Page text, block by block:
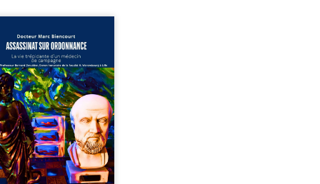
sur ordonnance –
trépidante d’un médecin
est la réédition
et actualisée du
du Docteur Marc
ancien médecin de
qui revient sur son
médical, syndical et
Depuis septembre
il raconte le long combat
conduit à être écarté du
médical, malgré une
de première instance